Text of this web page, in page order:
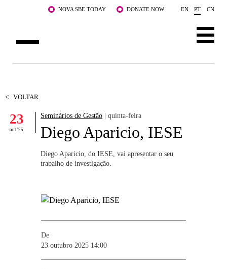
Saltar para o conteúdo principalNOVA SBE TODAY DONATE NOW EN PT CN
DOCENTES E INVESTIGAÇÃO
COMUNIDADE
LIFE AT NOVA SBE
< VOLTAR
23
out '25
Seminários de Gestão | quinta-feira
Diego Aparicio, IESE
Diego Aparicio, do IESE, vai apresentar o seu
trabalho de investigação.
De
23 outubro 2025 14:00